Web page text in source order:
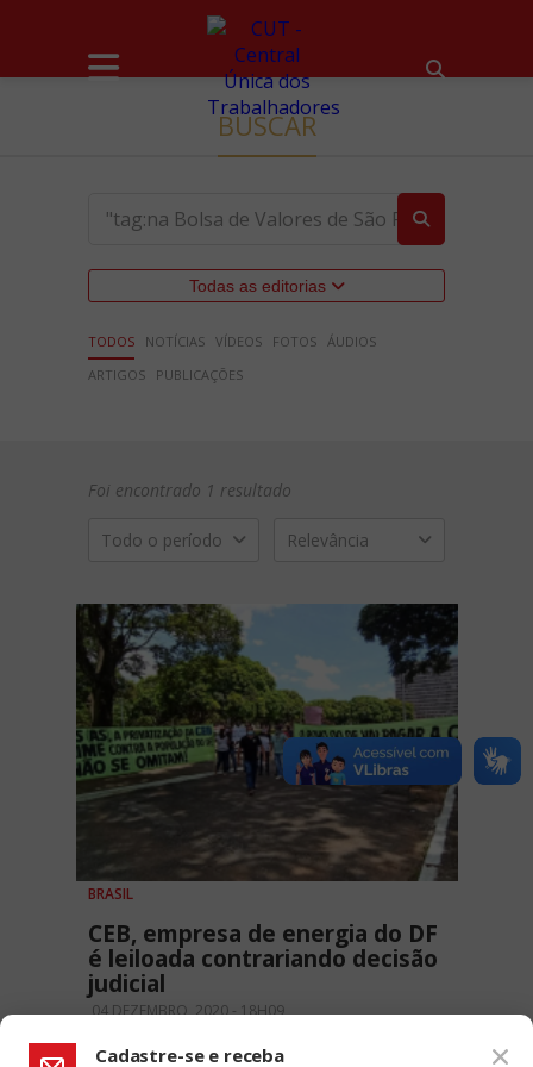
BUSCAR
Todas as editorias
TODOS NOTÍCIAS VÍDEOS FOTOS ÁUDIOS
ARTIGOS
PUBLICAÇÕES
Foi encontrado 1 resultado
Todo o período Relevância
BRASIL
CEB, empresa de energia do DF
é leiloada contrariando decisão
judicial
04 DEZEMBRO, 2020 - 18H09
Cadastre-se e receba